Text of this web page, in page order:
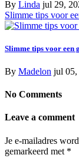
By Linda jul 29,
Slimme tips voor
Slimme tips voor een
By Madelon jul 05,
No Comments
Leave a comment
Je e-mailadres
gemarkeerd met *